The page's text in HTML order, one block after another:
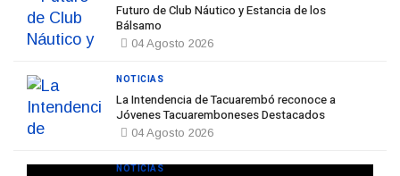
Futuro de Club Náutico y Estancia de los
Bálsamo
04 Agosto 2026
La Intendencia de Tacuarembó reconoce a
Jóvenes Tacuaremboneses Destacados
04 Agosto 2026
NOTICIAS
NOTICIAS